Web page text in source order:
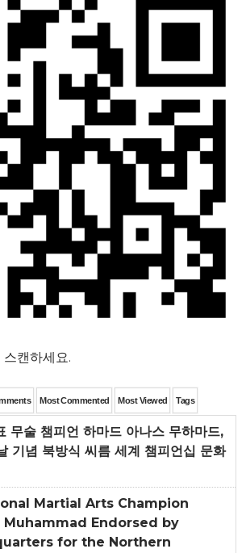
캔하세요.
Most Commented Most Viewed Tags
무술 챔피언 하마드 아나스 무하마드,
기념 북방식 씨름 세계 챔피언십 문화
Martial Arts Champion
Muhammad Endorsed by
for the Northern